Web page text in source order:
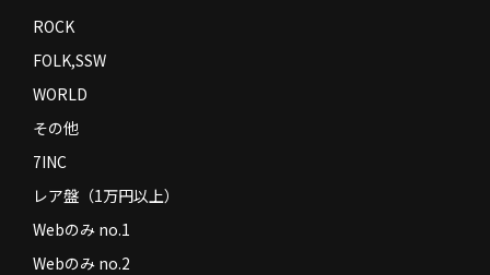
ROCK
FOLK,SSW
WORLD
その他
7INC
レア盤（1万円以上）
Webのみ no.1
Webのみ no.2